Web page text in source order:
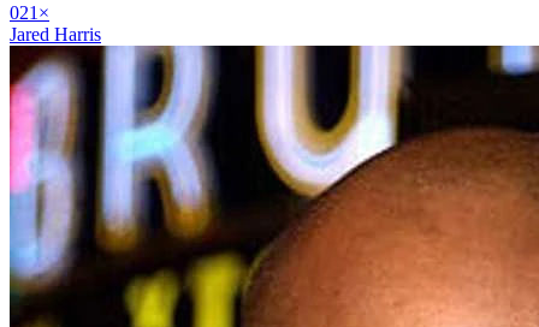
021 ×
Jared Harris